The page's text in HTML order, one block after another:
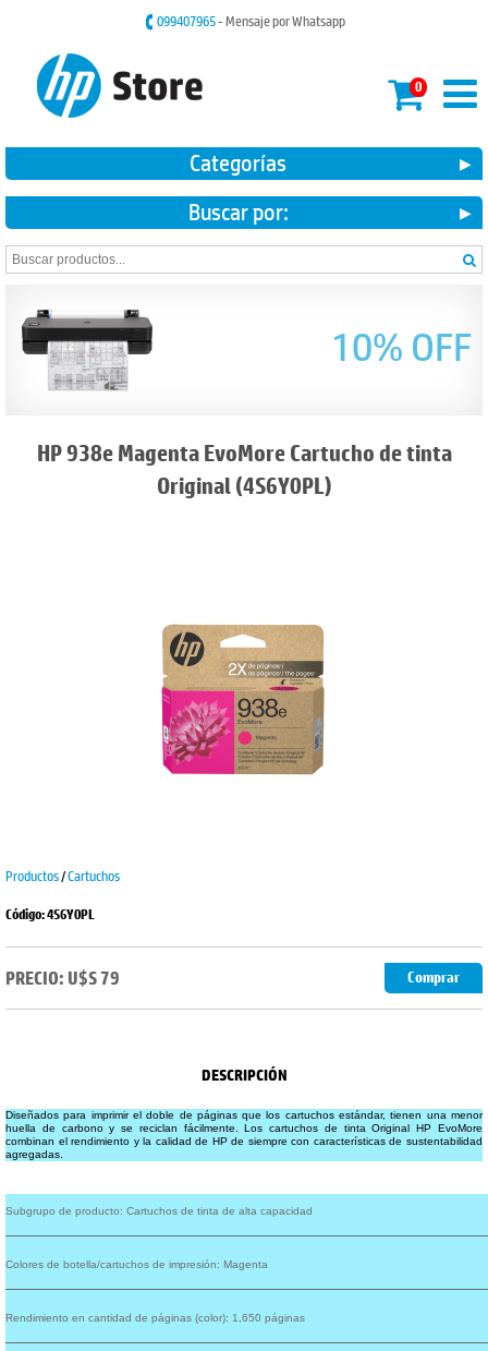
099407965- Mensaje por Whatsapp
0
Categorías
Buscar por:
10% OFF
HP 938e Magenta EvoMore Cartucho de tinta
Original (4S6Y0PL)
Productos/Cartuchos
Código: 4S6Y0PL
PRECIO: U$S 79 Comprar
DESCRIPCIÓN
Diseñados para imprimir el doble de páginas que los cartuchosestándar,tienen una menor
huella de carbonoy se reciclan fácilmente.Los cartuchos de tinta Original HP EvoMore
combinan el rendimiento y la calidad de HP de siempre con características de sustentabilidad
agregadas.
Subgrupo de producto: Cartuchos de tinta de alta capacidad
Colores de botella/cartuchos de impresión: Magenta
Rendimiento en cantidad de páginas (color): 1,650 páginas